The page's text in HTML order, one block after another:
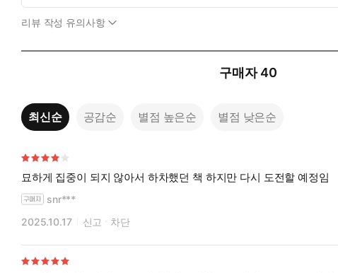
리뷰 작성 유의사항
구매자 40
최신순 공감순 별점 높은순 별점 낮은순
묘하게 집중이 되지 않아서 하차했던 책 하지만 다시 도전할 예정임
snr***
2025.10.17
신고 차단